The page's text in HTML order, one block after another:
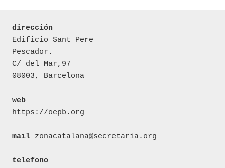
dirección
Edificio Sant Pere
Pescador.
C/ del Mar,97
08003, Barcelona
web
https://oepb.org
mail zonacatalana@secretaria.org
telefono